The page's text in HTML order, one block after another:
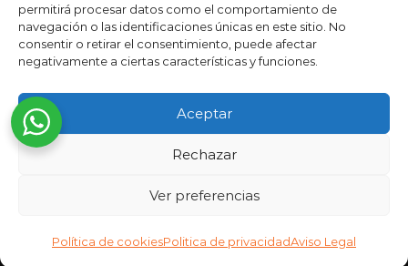
permitirá procesar datos como el comportamiento de
navegación o las identificaciones únicas en este sitio. No
consentir o retirar el consentimiento, puede afectar
negativamente a ciertas características y funciones.
Aceptar
Rechazar
Ver preferencias
Política de cookiesPolitica de privacidadAviso Legal
★★★★★
La verdad es que fue una compra muy económica, la
día. ¡Estoy muy satisfecha con la atención al cliente y el
servicio!
Desarrollado por